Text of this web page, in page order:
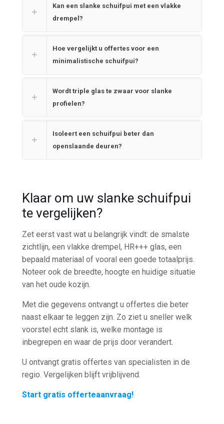
Kan een slanke schuifpui met een vlakke
drempel?
Hoe vergelijkt u offertes voor een
minimalistische schuifpui?
Wordt triple glas te zwaar voor slanke
profielen?
Isoleert een schuifpui beter dan
openslaande deuren?
Klaar om uw slanke schuifpui
te vergelijken?
Zet eerst vast wat u belangrijk vindt: de smalste
zichtlijn, een vlakke drempel, HR+++ glas, een
bepaald materiaal of vooral een goede totaalprijs.
Noteer ook de breedte, hoogte en huidige situatie
van het oude kozijn.
Met die gegevens ontvangt u offertes die beter
naast elkaar te leggen zijn. Zo ziet u sneller welk
voorstel echt slank is, welke montage is
inbegrepen en waar de prijs door verandert.
U ontvangt gratis offertes van specialisten in de
regio. Vergelijken blijft vrijblijvend.
Start gratis offerteaanvraag!